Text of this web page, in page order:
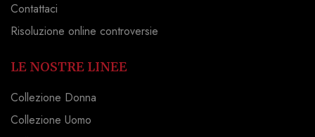
Contattaci
Risoluzione online controversie
LE NOSTRE LINEE
Collezione Donna
Collezione Uomo